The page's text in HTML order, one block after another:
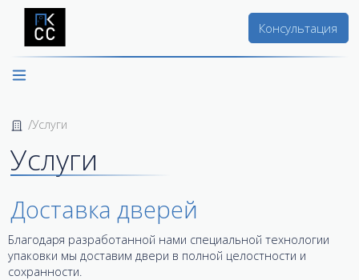
Услуги
Услуги
Доставка дверей
Благодаря разработанной нами специальной технологии
упаковки мы доставим двери в полной целостности и
сохранности.
Консультация